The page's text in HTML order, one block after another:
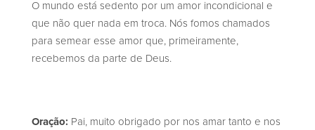
O mundo está sedento por um amor incondicional e
que não quer nada em troca. Nós fomos chamados
para semear esse amor que, primeiramente,
recebemos da parte de Deus.
Oração: Pai, muito obrigado por nos amar tanto e nos